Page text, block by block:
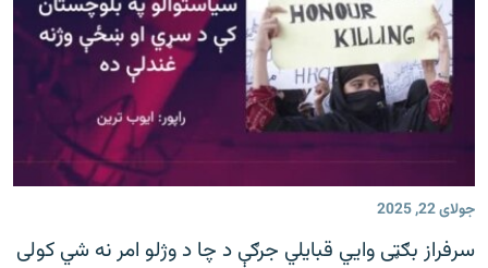
جولای 22, 2025
سرفراز بګټی وايي قبایلي جرګې د چا د وژلو امر نه شي کولی